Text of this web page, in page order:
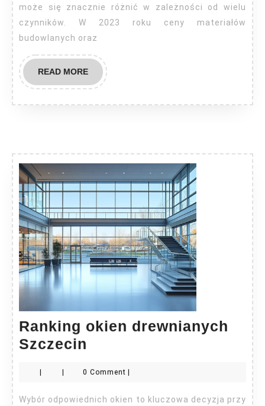
może się znacznie różnić w zależności od wielu
czynników. W 2023 roku ceny materiałów
budowlanych oraz
READ MOREREAD
MORE
Ranking okien drewnianych
Szczecin
drewnianych
Szczecin
0 Comment
Wybór odpowiednich okien to kluczowa decyzja przy